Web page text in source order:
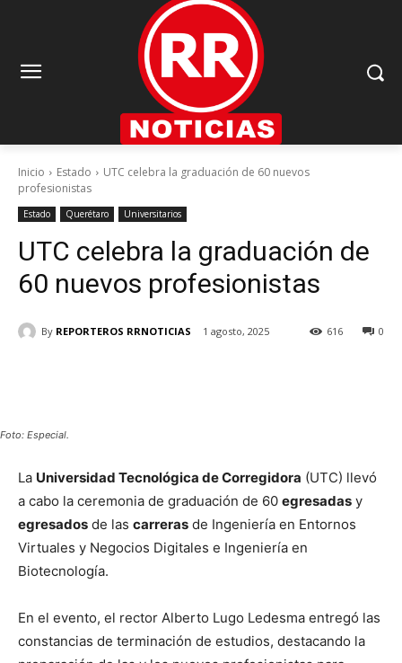
Inicio Estado
UTC celebra la graduación de 60 nuevos
profesionistas
Estado Querétaro Universitarios
UTC celebra la graduación de
60 nuevos profesionistas
By REPORTEROS RRNOTICIAS 1 agosto, 2025 0
616
Foto: Especial.
La Universidad Tecnológica de Corregidora (UTC) llevó
a cabo la ceremonia de graduación de 60 egresadas y
egresados de las carreras de Ingeniería en Entornos
Virtuales y Negocios Digitales e Ingeniería en
Biotecnología.
En el evento, el rector Alberto Lugo Ledesma entregó las
constancias de terminación de estudios, destacando la